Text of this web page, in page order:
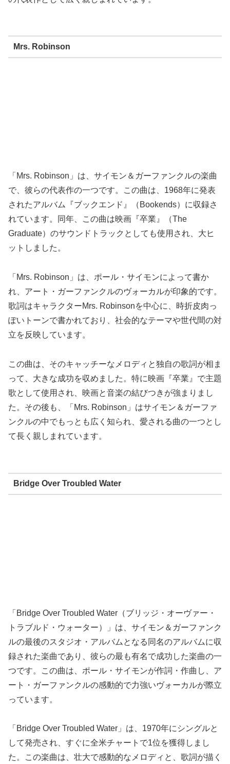
Mrs. Robinson
「Mrs. Robinson」は、サイモン＆ガーファンクルの楽曲
で、彼らの代表作の一つです。この曲は、1968年に発表
されたアルバム『ブックエンド』（Bookends）に収録さ
れています。同年、この曲は映画『卒業』（The
Graduate）のサウンドトラックとしても使用され、大ヒ
ットしました。
「Mrs. Robinson」は、ポール・サイモンによって書か
れ、アート・ガーファンクルのヴォーカルが印象的です。
歌詞はキャラクターMrs. Robinsonを中心に、時折皮肉っ
ぽいトーンで書かれており、社会的なテーマや世代間の対
立を反映しています。
この曲は、そのキャッチーなメロディと独自の歌詞が相ま
って、大きな成功を収めました。特に映画『卒業』で主題
歌として使用され、映画と音楽の結びつきが強まりまし
た。その後も、「Mrs. Robinson」はサイモン＆ガーファ
ンクルの中でもっとも広く知られ、愛される曲の一つとし
て長く親しまれています。
Bridge Over Troubled Water
「Bridge Over Troubled Water（ブリッジ・オーヴァー・
トラブルド・ウォーター）」は、サイモン＆ガーファンク
ルの最後のスタジオ・アルバムとなる同名のアルバムに収
録された楽曲であり、彼らの最も有名で成功した楽曲の一
つです。この曲は、ポール・サイモンが作詞・作曲し、ア
ート・ガーファンクルの感動的で力強いヴォーカルが際立
っています。
「Bridge Over Troubled Water」は、1970年にシングルと
して発売され、すぐに全米チャートで1位を獲得しまし
た。この楽曲は、壮大で感動的なメロディと、歌詞が描く